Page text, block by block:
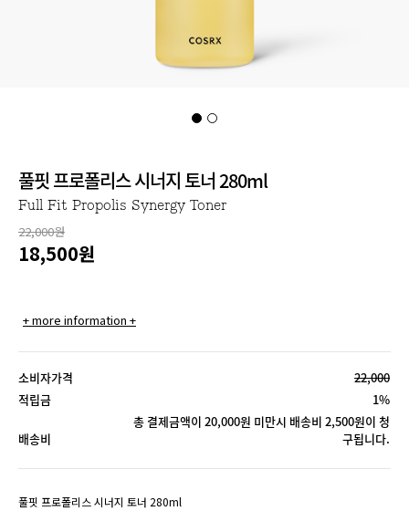
풀핏 프로폴리스 시너지 토너 280ml
Full Fit Propolis Synergy Toner
22,000원
18,500원
+ more information +
소비자가격
22,000
적립금
1%
배송비
총 결제금액이 20,000원 미만시 배송비 2,500원이 청
구됩니다.
풀핏 프로폴리스 시너지 토너 280ml